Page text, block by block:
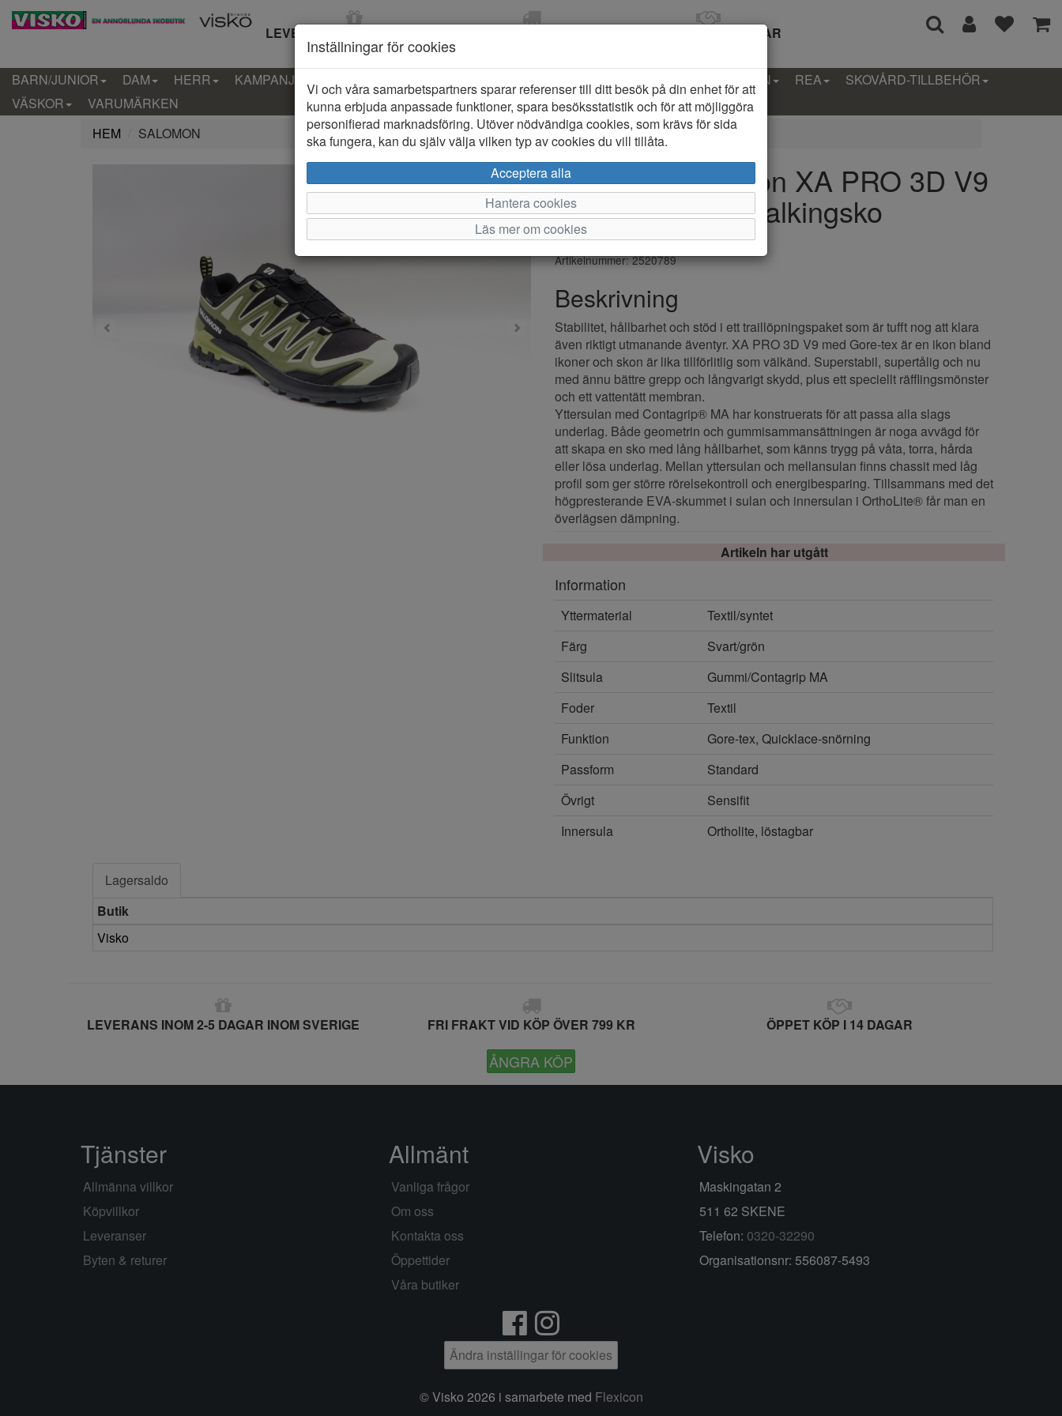
LEVERANS INOM 2-5 DAGAR ÖPPET KÖP I 14 DAGAR
BARN/JUNIOR DAM HERR KAMPANJ KLÄDER-BARN PROVKOLLEKTION REA
SKOVÅRD-TILLBEHÖR
VÄSKOR
VARUMÄRKEN
HEM
SALOMON
Salomon Salomon XA PRO 3D V9
GTX Vattentät Walkingsko
Varumärke: Salomon
Artikelnummer: 2520789
Beskrivning
Stabilitet, hållbarhet och stöd i ett traillöpningspaket som är tufft nog att klara
även riktigt utmanande äventyr. XA PRO 3D V9 med Gore-tex är en ikon bland
ikoner och skon är lika tillförlitlig som välkänd. Superstabil, supertålig och nu
med ännu bättre grepp och långvarigt skydd, plus ett speciellt räfflingsmönster
och ett vattentätt membran.
Yttersulan med Contagrip® MA har konstruerats för att passa alla slags
underlag. Både geometrin och gummisammansättningen är noga avvägd för
att skapa en sko med lång hållbarhet, som känns trygg på våta, torra, hårda
eller lösa underlag. Mellan yttersulan och mellansulan finns chassit med låg
profil som ger större rörelsekontroll och energibesparing. Tillsammans med det
högpresterande EVA-skummet i sulan och innersulan i OrthoLite® får man en
överlägsen dämpning.
Artikeln har utgått
Information
Yttermaterial
Textil/syntet
Färg
Svart/grön
Slitsula
Gummi/Contagrip MA
Foder
Textil
Funktion
Gore-tex, Quicklace-snörning
Passform
Standard
Övrigt
Sensifit
Innersula
Ortholite, löstagbar
Lagersaldo
Butik
Visko
LEVERANS INOM 2-5 DAGAR INOM SVERIGE FRI FRAKT VID KÖP ÖVER 799 KR ÖPPET KÖP I 14 DAGAR
ÅNGRA KÖP
Inställningar för cookies
Vi och våra samarbetspartners sparar referenser till ditt besök på din enhet för att
kunna erbjuda anpassade funktioner, spara besöksstatistik och för att möjliggöra
personifierad marknadsföring. Utöver nödvändiga cookies, som krävs för sida
ska fungera, kan du själv välja vilken typ av cookies du vill tillåta.
Acceptera alla
Hantera cookies
Läs mer om cookies
Tjänster
Allmänna villkor
Köpvillkor
Leveranser
Byten & returer
Allmänt
Vanliga frågor
Om oss
Kontakta oss
Öppettider
Våra butiker
Visko
Maskingatan 2
511 62 SKENE
Telefon: 0320-32290
Organisationsnr: 556087-5493
Ändra inställingar för cookies
© Visko 2026 i samarbete med Flexicon